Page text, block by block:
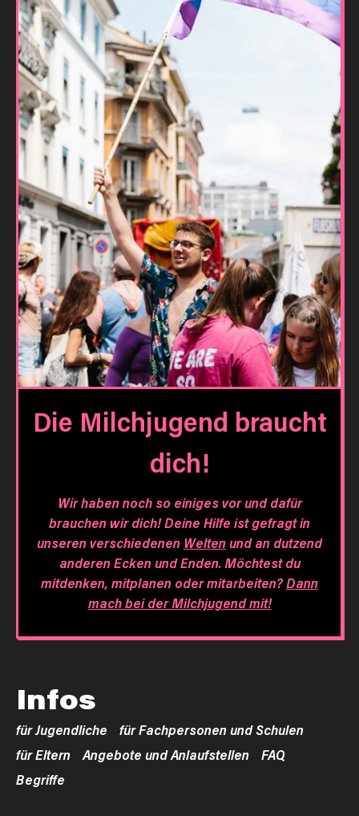
Die Milchjugend braucht
dich!
Wir haben noch so einiges vor und dafür
brauchen wir dich! Deine Hilfe ist gefragt in
unseren verschiedenen Weltenund an dutzend
anderen Ecken und Enden. Möchtest du
mitdenken, mitplanen oder mitarbeiten?Dann
mach bei der Milchjugend mit!
Infos
für Jugendliche
für Fachpersonen und Schulen
für Eltern
Angebote und Anlaufstellen
FAQ
Begriffe